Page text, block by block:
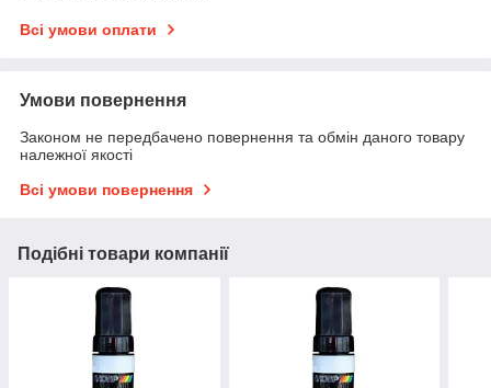
Всі умови оплати
Умови повернення
Законом не передбачено повернення та обмін даного товару
належної якості
Всі умови повернення
Подібні товари компанії